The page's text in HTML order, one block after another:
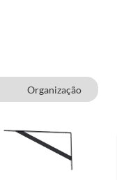
Organização